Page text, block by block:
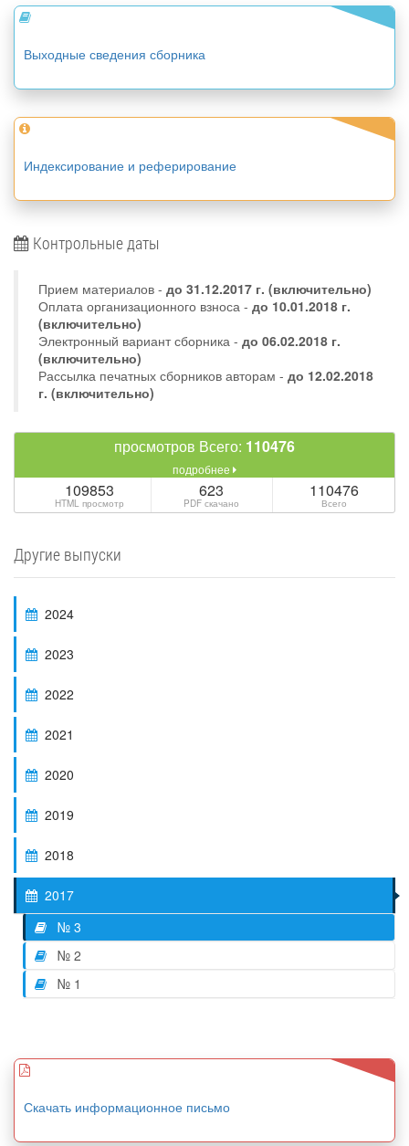
Выходные сведения сборника
Индексирование и реферирование
Контрольные даты
Прием материалов - до 31.12.2017 г. (включительно)
Оплата организационного взноса - до 10.01.2018 г.
(включительно)
Электронный вариант сборника - до 06.02.2018 г.
(включительно)
Рассылка печатных сборников авторам - до 12.02.2018
г. (включительно)
просмотров Всего: 110476
подробнее
109853
HTML просмотр
623
PDF скачано
110476
Всего
Другие выпуски
2024
2023
2022
2021
2020
2019
2018
2017
№ 3
№ 2
№ 1
Скачать информационное письмо